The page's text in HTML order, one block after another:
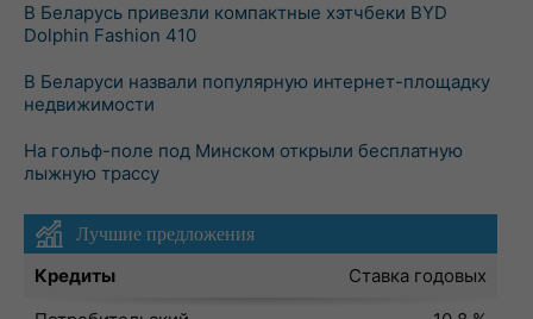
В Беларусь привезли компактные хэтчбеки BYD
Dolphin Fashion 410
В Беларуси назвали популярную интернет-площадку
недвижимости
На гольф-поле под Минском открыли бесплатную
лыжную трассу
Лучшие предложения
Кредиты
Ставка годовых